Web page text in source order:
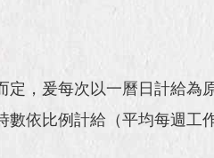
，爰每次以一曆日計給為
依比例計給（平均每週工